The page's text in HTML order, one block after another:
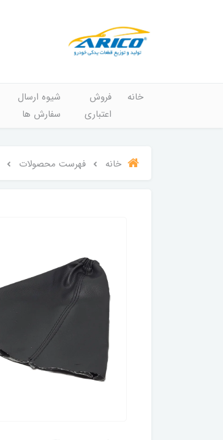
خانه
فروش
اعتباری
شیوه ارسال
سفارش ها
خانه فهرست محصولات